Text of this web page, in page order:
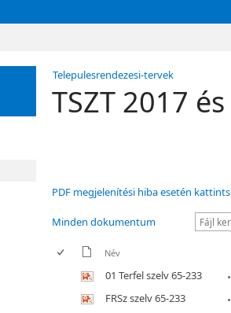
Telepulesrendezesi-tervek
TSZT 2017
PDF megjelenítési hiba esetén
Minden dokumentum
Név
01 Terfel szelv 65-233
FRSz szelv 65-233